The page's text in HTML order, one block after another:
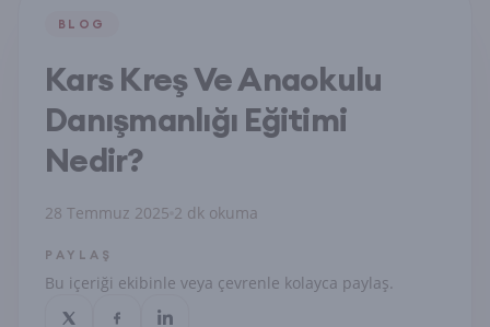
BLOG
Kars Kreş Ve Anaokulu
Danışmanlığı Eğitimi
Nedir?
28 Temmuz 2025 2 dk okuma
PAYLAŞ
Bu içeriği ekibinle veya çevrenle kolayca paylaş.